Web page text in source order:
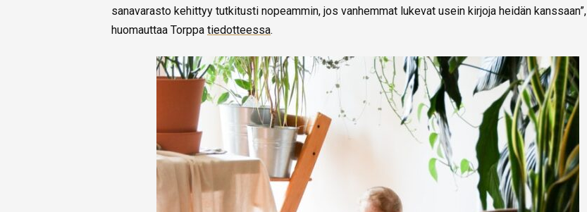
sanavarasto kehittyy tutkitusti nopeammin, jos vanhemmat lukevat usein kirjoja heidän kanssaan”,
huomauttaa Torppa tiedotteessa.